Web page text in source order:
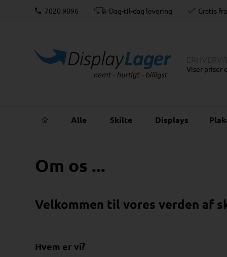
7020 9096 Dag-til-dag levering Gratis
Viser priser
Alle Skilte Displays
Om os ...
Velkommen til vores verden af
Hvem er vi?